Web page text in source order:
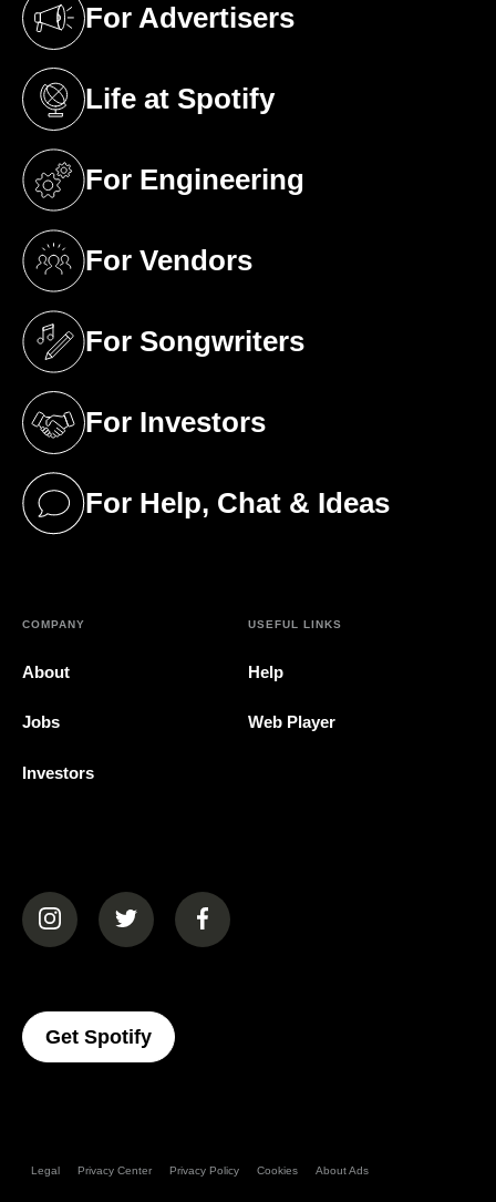
For Advertisers
(opens in a new tab)
Life at Spotify
(opens in a new tab)
For Engineering
(opens in a new tab)
For Vendors
(opens in a new tab)
For Songwriters
(opens in a new tab)
For Investors
(opens in a new tab)
For Help, Chat & Ideas
(opens in a new tab)
COMPANY
About
Jobs
Investors
USEFUL LINKS
Help
Web Player
(opens in a new tab)(opens in a new tab)(opens in a new tab)
Get Spotify(opens In A New Tab)
Legal Privacy Center Privacy Policy Cookies About Ads